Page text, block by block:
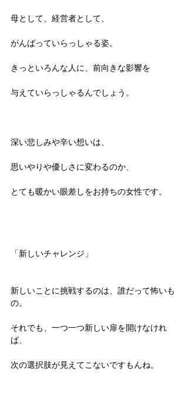
母として、経営者として、
がんばっていらっしゃる姿。
きっといろんな人に、前向きな影響を
与えていらっしゃるんでしょう。
深い悲しみや辛い想いは、
思いやりや優しさに変わるのか、
とても暖かい眼差しをお持ちの女性です。
「新しいチャレンジ」
新しいことに挑戦するのは、誰だって怖いも
の。
それでも、一つ一つ新しい扉を開けなけれ
ば、
次の選択肢が見えてこないですもんね。